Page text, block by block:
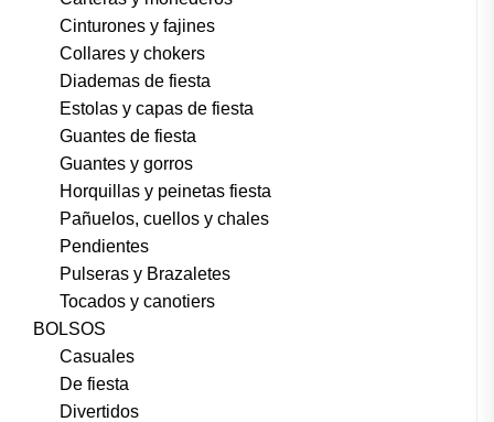
Cinturones y fajines
Collares y chokers
Diademas de fiesta
Estolas y capas de fiesta
Guantes de fiesta
Guantes y gorros
Horquillas y peinetas fiesta
Pañuelos, cuellos y chales
Pendientes
Pulseras y Brazaletes
Tocados y canotiers
BOLSOS
Casuales
De fiesta
Divertidos